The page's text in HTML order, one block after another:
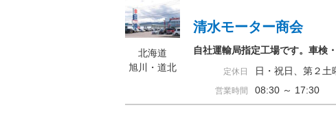
北海道
旭川・道北
清水モーター商会
自社運輸局指定工場です。車検
定休日 日・祝日、第２土
営業時間 08:30 ～ 17:30